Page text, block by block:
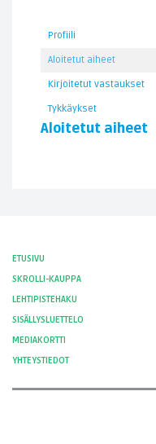
Profiili
Aloitetut aiheet
Kirjoitetut vastaukset
Tykkäykset
Aloitetut aiheet
ETUSIVU
SKROLLI-KAUPPA
LEHTIPISTEHAKU
SISÄLLYSLUETTELO
MEDIAKORTTI
YHTEYSTIEDOT